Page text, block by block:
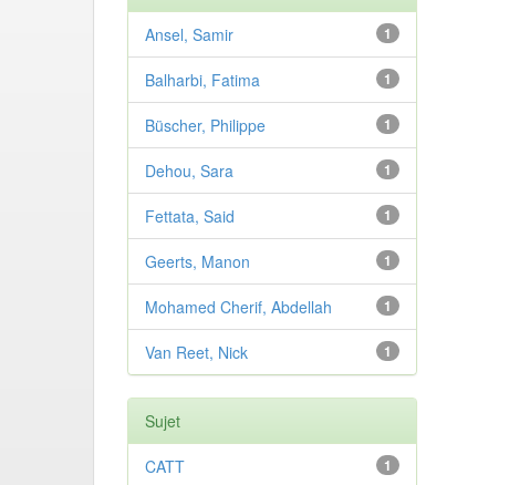
1
Ansel, Samir
1
Balharbi, Fatima
1
Büscher, Philippe
1
Dehou, Sara
1
Fettata, Said
1
Geerts, Manon
1
Mohamed Cherif, Abdellah
1
Van Reet, Nick
Sujet
1
CATT